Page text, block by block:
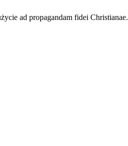
ad propagandam fidei Christianae.